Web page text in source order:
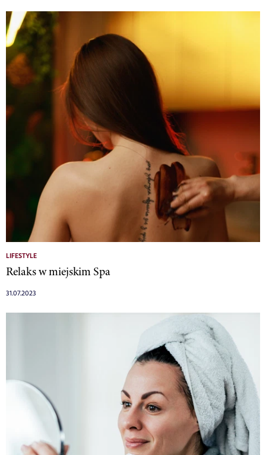
LIFESTYLE
Relaks w miejskim Spa
31.07.2023